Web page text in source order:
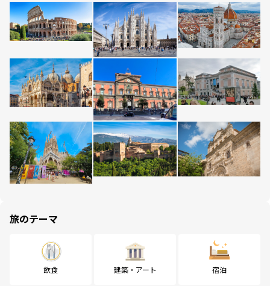
旅のテーマ
飲食 建築・アート 宿泊